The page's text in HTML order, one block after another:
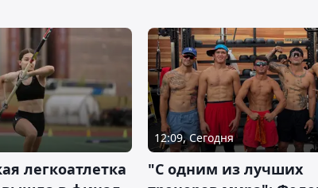
легкоатлетка
12:09, Сегодня
"С одним из лучших